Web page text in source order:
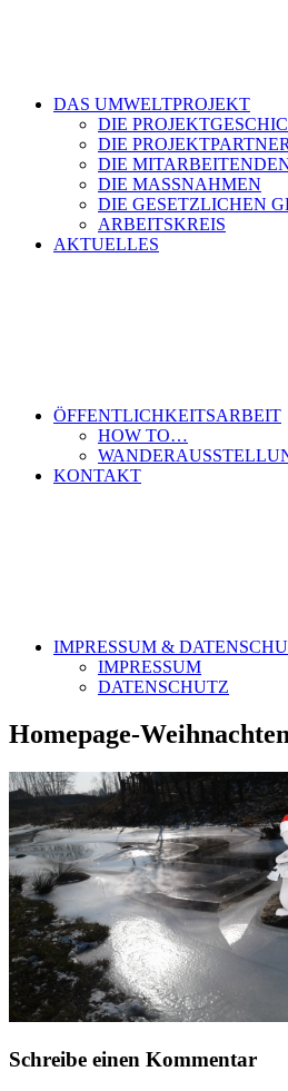
DAS UMWELTPROJEKT
DIE
DIE PROJEKTPARTNER
DIE
DIE MASSNAHMEN
DIE GESETZLICHEN
ARBEITSKREIS
AKTUELLES
ÖFFENTLICHKEITSARBEIT
HOW TO…
KONTAKT
IMPRESSUM &
IMPRESSUM
DATENSCHUTZ
Homepage-Weihnachten
Schreibe einen Kommentar